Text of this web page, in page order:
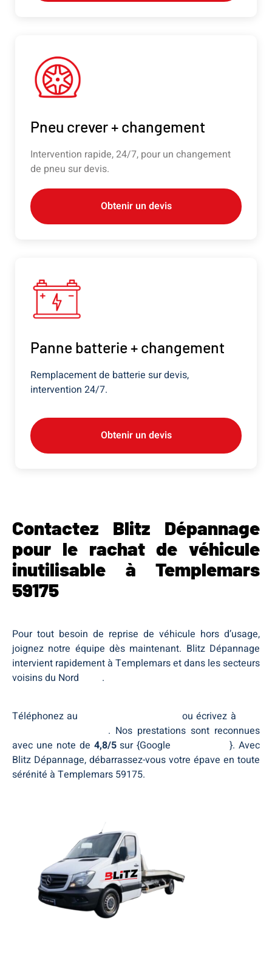
Pneu crever + changement
Intervention rapide, 24/7, pour un changement
de pneu sur devis.
Obtenir un devis
Panne batterie + changement
Remplacement de batterie sur devis,
intervention 24/7.
Obtenir un devis
Contactez Blitz Dépannage
pour le rachat de véhicule
inutilisable à Templemars
59175
Pour tout besoin de reprise de véhicule hors d’usage,
joignez notre équipe dès maintenant. Blitz Dépannage
intervient rapidement à Templemars et dans les secteurs
voisins du Nord
.
Téléphonez au ou écrivez à
. Nos prestations sont reconnues
avec une note de 4,8/5sur {Google Templemars}. Avec
Blitz Dépannage, débarrassez-vous votre épave en toute
sérénité à Templemars 59175.